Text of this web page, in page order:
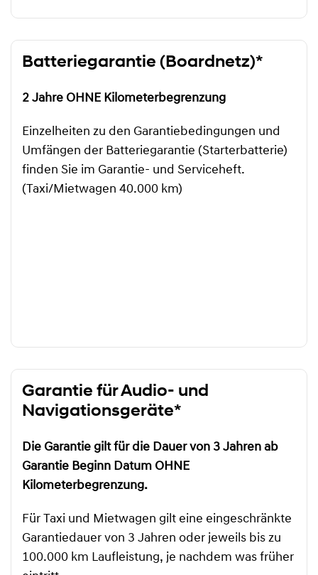
Batteriegarantie (Boardnetz)*
2 Jahre OHNE Kilometerbegrenzung
Einzelheiten zu den Garantiebedingungen und
Umfängen der Batteriegarantie (Starterbatterie)
finden Sie im Garantie- und Serviceheft.
(Taxi/Mietwagen 40.000 km)
Garantie für Audio- und
Navigationsgeräte*
Die Garantie gilt für die Dauer von 3 Jahren ab
Garantie Beginn Datum OHNE
Kilometerbegrenzung.
Für Taxi und Mietwagen gilt eine eingeschränkte
Garantiedauer von 3 Jahren oder jeweils bis zu
100.000 km Laufleistung, je nachdem was früher